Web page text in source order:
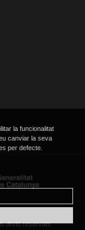
drets reservats
la funcionalitat
canviar la seva
per defecte.